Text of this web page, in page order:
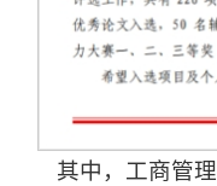
其中，工商管